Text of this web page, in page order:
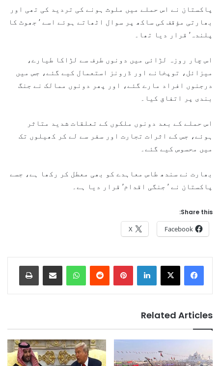
پاکستان نے اس حملے میں ملوث ہونے کی تردید کی تھی اور
بھارتی مؤقف کی ساکھ پر سوال اٹھاتے ہوئے اسے ’ جھوٹ کا
پلندہ’ قرار دیا تھا۔
اس چار روزہ لڑائی میں دونوں طرف سے لڑاکا طیارے،
میزائل، توپخانے اور ڈرونز استعمال کیے گئے، جس میں
درجنوں افراد مارے گئے، اور پھر دونوں ممالک نے جنگ
بندی پر اتفاق کیا۔
اس حملے کے بعد دونوں ملکوں کے تعلقات شدید متاثر
ہوئے، جس کے اثرات تجارت اور سفر سے لے کر کھیلوں تک
میں محسوس کیے گئے۔
بھارت نے سندھ طاس معاہدے کو بھی معطل کر رکھا ہے، جسے
پاکستان نے ’ جنگی اقدام’ قرار دیا ہے۔
Share this:
Facebook
X
Related Articles